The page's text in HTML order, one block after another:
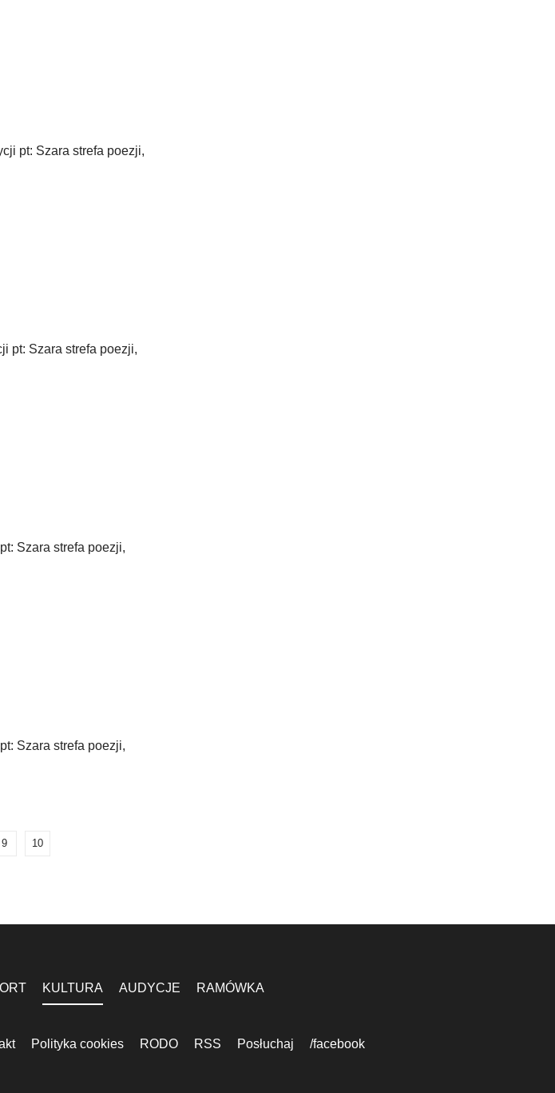
pt: Szara strefa poezji,
pt: Szara strefa poezji,
Szara strefa poezji,
Szara strefa poezji,
9 10
KULTURA AUDYCJE RAMÓWKA
Polityka cookies RODO RSS Posłuchaj /facebook